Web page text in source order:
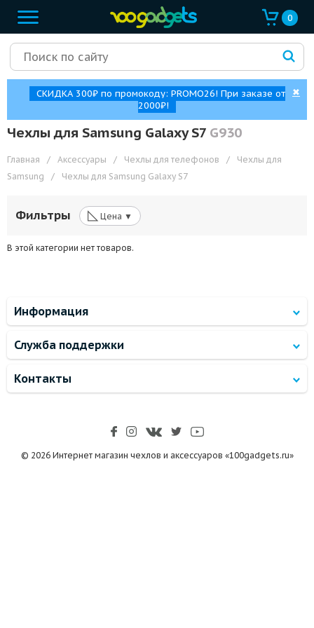
0
СКИДКА 300₽ по промокоду: PROMO26! При заказе от
2000₽!
✖
Чехлы для Samsung Galaxy S7 G930
Главная / Аксессуары / Чехлы для телефонов /
Чехлы для
Samsung
/ Чехлы для Samsung Galaxy S7
Фильтры ◺ Цена ▼
В этой категории нет товаров.
Информация
Служба поддержки
Контакты
© 2026 Интернет магазин чехлов и аксессуаров «100gadgets.ru»